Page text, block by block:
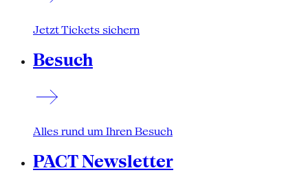
Jetzt Tickets sichern
Besuch
Alles rund um Ihren Besuch
PACT Newsletter